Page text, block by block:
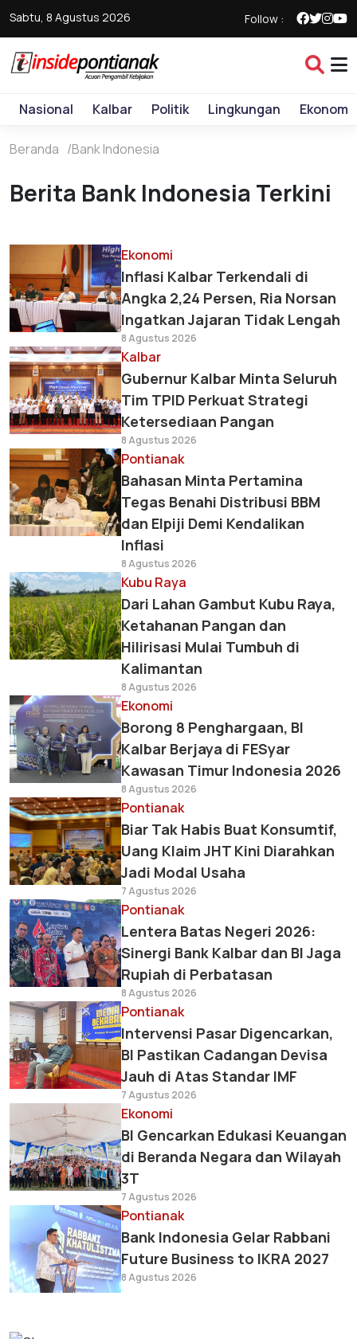
Sabtu, 8 Agustus 2026 Follow :
Nasional Kalbar Politik Lingkungan Ekonomi
Beranda Bank Indonesia
Berita Bank Indonesia Terkini
Ekonomi
Inflasi Kalbar Terkendali di
Angka 2,24 Persen, Ria Norsan
Ingatkan Jajaran Tidak Lengah
8 Agustus 2026
Kalbar
Gubernur Kalbar Minta Seluruh
Tim TPID Perkuat Strategi
Ketersediaan Pangan
8 Agustus 2026
Pontianak
Bahasan Minta Pertamina
Tegas Benahi Distribusi BBM
dan Elpiji Demi Kendalikan
Inflasi
8 Agustus 2026
Kubu Raya
Dari Lahan Gambut Kubu Raya,
Ketahanan Pangan dan
Hilirisasi Mulai Tumbuh di
Kalimantan
8 Agustus 2026
Ekonomi
Borong 8 Penghargaan, BI
Kalbar Berjaya di FESyar
Kawasan Timur Indonesia 2026
8 Agustus 2026
Pontianak
Biar Tak Habis Buat Konsumtif,
Uang Klaim JHT Kini Diarahkan
Jadi Modal Usaha
7 Agustus 2026
Pontianak
Lentera Batas Negeri 2026:
Sinergi Bank Kalbar dan BI Jaga
Rupiah di Perbatasan
8 Agustus 2026
Pontianak
Intervensi Pasar Digencarkan,
BI Pastikan Cadangan Devisa
Jauh di Atas Standar IMF
7 Agustus 2026
Ekonomi
BI Gencarkan Edukasi Keuangan
di Beranda Negara dan Wilayah
3T
7 Agustus 2026
Pontianak
Bank Indonesia Gelar Rabbani
Future Business to IKRA 2027
8 Agustus 2026